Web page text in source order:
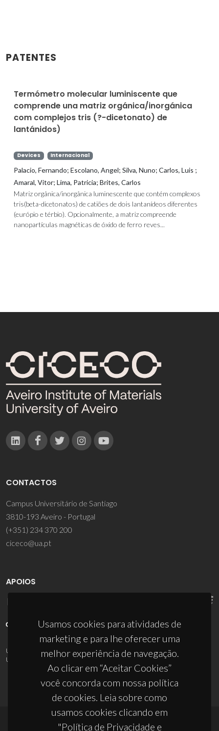
PATENTES
Termómetro molecular luminiscente que
comprende una matriz orgánica/inorgánica
com complejos tris (?-dicetonato) de
lantánidos)
Devices Internacional
Palacio, Fernando; Escolano, Angel; Silva, Nuno; Carlos, Luis ;
Amaral, Vitor; Lima, Patricia; Brites, Carlos
Matriz orgânica/inorgânica luminescente que contém complexos
tris(beta-dicetonatos) de catiões de dois lantanídeos diferentes
(európio e térbio). Opcionalmente, a matriz compreende
nanopartículas magnéticas de óxido de ferro reves...
Usamos cookies para atividades de
marketing e para lhe oferecer uma
melhor experiência de navegação.
Ao clicar em “Aceitar Cookies”
você concorda com nossa política
de cookies. Leia sobre como
usamos cookies clicando em
"Política de Privacidade e
CONTACTOS
Campus Universitário de Santiago
3810-193 Aveiro - Portugal
(+351) 234 370 200
ciceco@ua.pt
APOIOS
UID/PRR/50011/2025(DOI:10.54499/UID/PRR/50011/2025) &
UID/PRR2/50011/2025 (DOI:10.54499/UID/PRR2/50011/2025)